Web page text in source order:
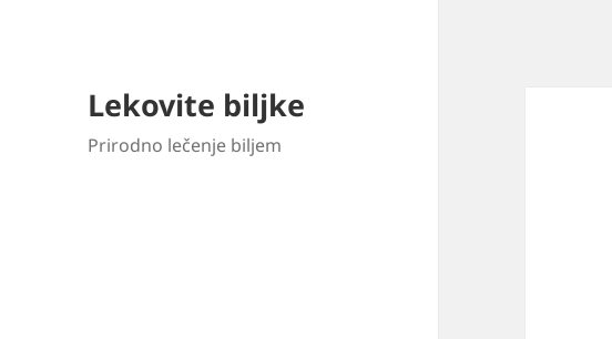
Lekovite biljke
Prirodno lečenje biljem